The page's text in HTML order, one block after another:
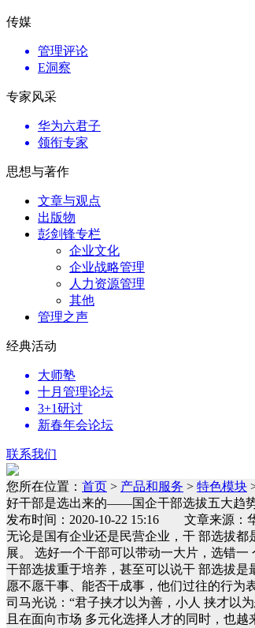
传媒
管理评论
E洞察
专家风采
华为六君子
领衔专家
思想与著作
文章与观点
出版物
彭剑锋专栏
企业文化
企业战略管理
人力资源管理
其他
管理之声
经典活动
大师塾
十月管理论坛
3+1研讨
新春年会论坛
联系我们
您所在位置： 首页 > 产品和服务 > 特色模块
好干部是选出来的——国企干部选拔五大趋
发布时间：2020-10-22 15:16 文章来
无论是国有企业还是民营企业，干 部选拔
展。 选好一个干部可以带动一大片，选错一
干部选拔重于培养，甚至可以说干 部选拔
愿不愿干事、能否干成事，他们过往的行为
司马光说：“君子挟才以为善，小人 挟才以
且在面向市场 多元化选择人才的同时，也